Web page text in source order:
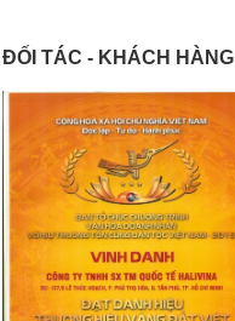
ĐỐI TÁC - KHÁCH HÀNG